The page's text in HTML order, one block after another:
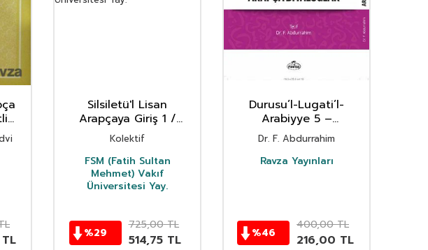
TL
Silsiletü'l Lisan
Arapçaya Giriş 1 /
Temhidi 1
Kolektif
FSM (Fatih Sultan
Mehmet) Vakıf
Üniversitesi Yay.
%29
725,00TL
514,75TL
Durusu’l-Lugati’l-
Arabiyye 5 –
Muhadese Arapça
Diyaloglar
Dr. F. Abdurrahim
Ravza Yayınları
%46
400,00TL
216,00 TL